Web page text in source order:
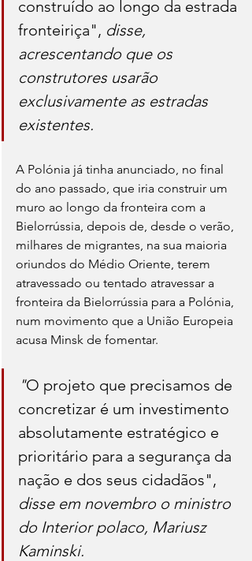
construído ao longo da estrada
fronteiriça", disse,
acrescentando que os
construtores usarão
exclusivamente as estradas
existentes.
A Polónia já tinha anunciado, no final
do ano passado, que iria construir um
muro ao longo da fronteira com a
Bielorrússia, depois de, desde o verão,
milhares de migrantes, na sua maioria
oriundos do Médio Oriente, terem
atravessado ou tentado atravessar a
fronteira da Bielorrússia para a Polónia,
num movimento que a União Europeia
acusa Minsk de fomentar.
"O projeto que precisamos de
concretizar é um investimento
absolutamente estratégico e
prioritário para a segurança da
nação e dos seus cidadãos",
disse em novembro o ministro
do Interior polaco, Mariusz
Kaminski.